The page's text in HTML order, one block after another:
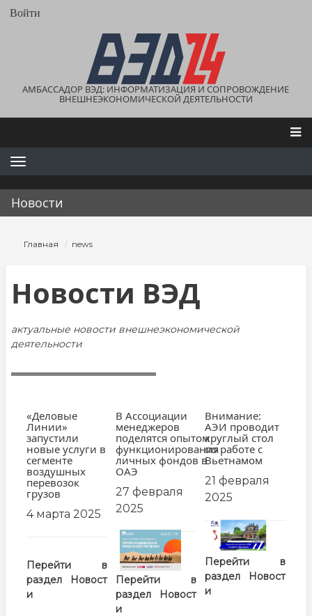
Перейти
User
Войти
АМБАССАДОР ВЭД: ИНФОРМАТИЗАЦИЯ И СОПРОВОЖДЕНИЕ
ВНЕШНЕЭКОНОМИЧЕСКОЙ ДЕЯТЕЛЬНОСТИ
Main
navigation
Новости
Строка
Главная news
Новости ВЭД
актуальные новости внешнеэкономической
деятельности
«Деловые
Линии»
запустили
новые услуги в
сегменте
воздушных
перевозок
грузов
4 марта 2025
Перейти в
раздел
Новост
и
В Ассоциации
менеджеров
поделятся опытом
функционирования
личных фондов в
ОАЭ
27 февраля
2025
заглавная
картинка
Перейти в
раздел
Новост
и
Внимание:
АЭИ проводит
круглый стол
по работе с
Вьетнамом
21 февраля
2025
заглавная
картинка
Перейти в
раздел
Новост
и